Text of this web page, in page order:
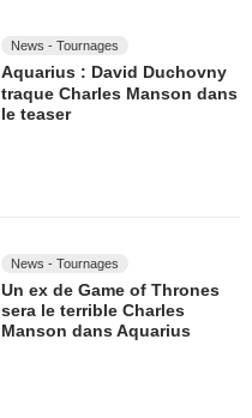
News - Tournages
Aquarius : David Duchovny
traque Charles Manson dans
le teaser
News - Tournages
Un ex de Game of Thrones
sera le terrible Charles
Manson dans Aquarius